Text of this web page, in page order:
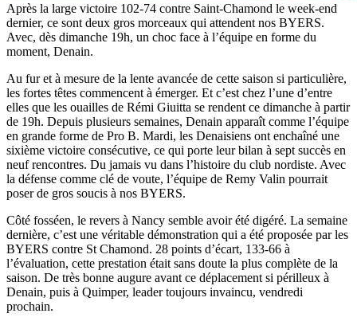
Après la large victoire 102-74 contre Saint-Chamond le week-end
dernier, ce sont deux gros morceaux qui attendent nos BYERS.
Avec, dès dimanche 19h, un choc face à l’équipe en forme du
moment, Denain.
Au fur et à mesure de la lente avancée de cette saison si particulière,
les fortes têtes commencent à émerger. Et c’est chez l’une d’entre
elles que les ouailles de Rémi Giuitta se rendent ce dimanche à partir
de 19h. Depuis plusieurs semaines, Denain apparaît comme l’équipe
en grande forme de Pro B. Mardi, les Denaisiens ont enchaîné une
sixième victoire consécutive, ce qui porte leur bilan à sept succès en
neuf rencontres. Du jamais vu dans l’histoire du club nordiste. Avec
la défense comme clé de voute, l’équipe de Remy Valin pourrait
poser de gros soucis à nos BYERS.
Côté fosséen, le revers à Nancy semble avoir été digéré. La semaine
dernière, c’est une véritable démonstration qui a été proposée par les
BYERS contre St Chamond. 28 points d’écart, 133-66 à
l’évaluation, cette prestation était sans doute la plus complète de la
saison. De très bonne augure avant ce déplacement si périlleux à
Denain, puis à Quimper, leader toujours invaincu, vendredi
prochain.